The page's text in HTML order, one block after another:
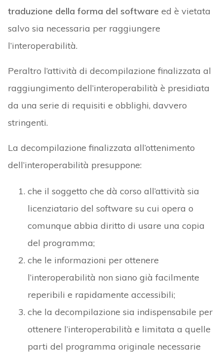
traduzione della forma del software ed è vietata
salvo sia necessaria per raggiungere
l’interoperabilità.
Peraltro l’attività di decompilazione finalizzata al
raggiungimento dell’interoperabilità è presidiata
da una serie di requisiti e obblighi, davvero
stringenti.
La decompilazione finalizzata all’ottenimento
dell’interoperabilità presuppone:
che il soggetto che dà corso all’attività sia
licenziatario del software su cui opera o
comunque abbia diritto di usare una copia
del programma;
che le informazioni per ottenere
l’interoperabilità non siano già facilmente
reperibili e rapidamente accessibili;
che la decompilazione sia indispensabile per
ottenere l’interoperabilità e limitata a quelle
parti del programma originale necessarie